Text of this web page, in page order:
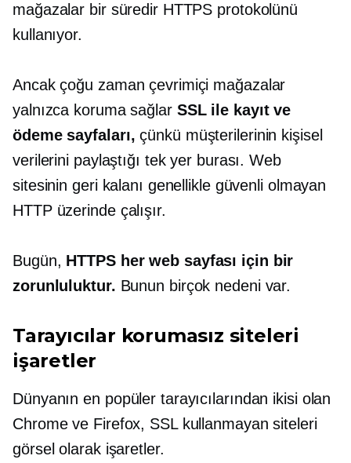
mağazalar bir süredir HTTPS protokolünü
kullanıyor.
Ancak çoğu zaman çevrimiçi mağazalar
yalnızca koruma sağlar SSL ile kayıt ve
ödeme sayfaları, çünkü müşterilerinin kişisel
verilerini paylaştığı tek yer burası. Web
sitesinin geri kalanı genellikle güvenli olmayan
HTTP üzerinde çalışır.
Bugün, HTTPS her web sayfası için bir
zorunluluktur. Bunun birçok nedeni var.
Tarayıcılar korumasız siteleri
işaretler
Dünyanın en popüler tarayıcılarından ikisi olan
Chrome ve Firefox, SSL kullanmayan siteleri
görsel olarak işaretler.